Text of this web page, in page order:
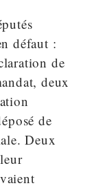
défaut :
de
deux
de
Deux